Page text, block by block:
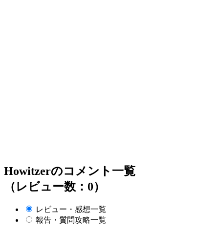
Howitzerのコメント一覧
（レビュー数：0）
レビュー・感想一覧
報告・質問攻略一覧